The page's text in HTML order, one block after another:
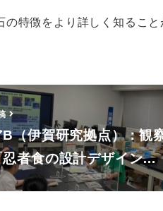
特徴をより詳しく知ること
（伊賀研究拠点）：観
忍者食の設計デザイン…